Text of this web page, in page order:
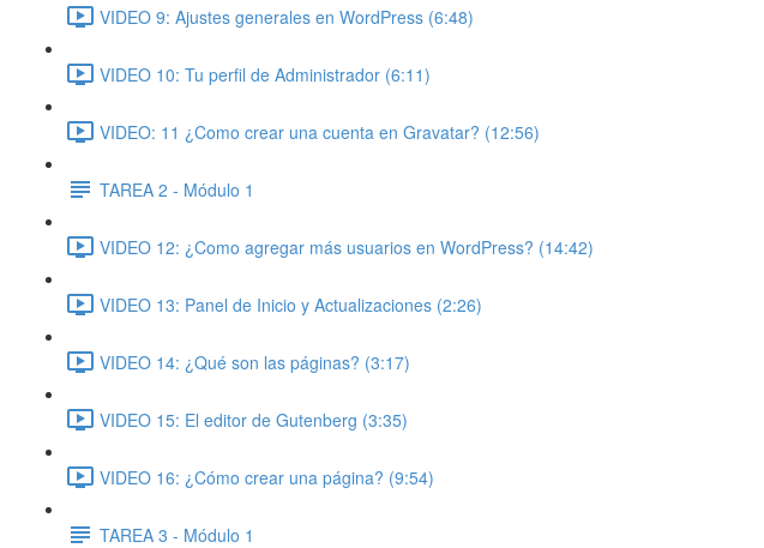
VIDEO 9: Ajustes generales en WordPress (6:48)
VIDEO 10: Tu perfil de Administrador (6:11)
VIDEO: 11 ¿Como crear una cuenta en Gravatar? (12:56)
TAREA 2 - Módulo 1
VIDEO 12: ¿Como agregar más usuarios en WordPress? (14:42)
VIDEO 13: Panel de Inicio y Actualizaciones (2:26)
VIDEO 14: ¿Qué son las páginas? (3:17)
VIDEO 15: El editor de Gutenberg (3:35)
VIDEO 16: ¿Cómo crear una página? (9:54)
TAREA 3 - Módulo 1